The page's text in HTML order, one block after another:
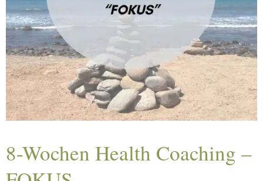
8-Wochen Health Coaching –